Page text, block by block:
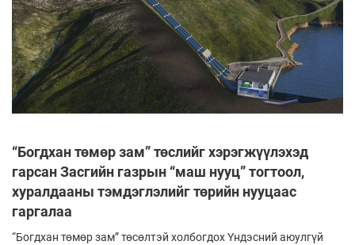
“Богдхан төмөр зам” төслийг хэрэгжүүлэхэд
гарсан Засгийн газрын “маш нууц” тогтоол,
хуралдааны тэмдэглэлийг төрийн нууцаас
гаргалаа
“Богдхан төмөр зам” төсөлтэй холбогдох Үндэсний аюулгүй